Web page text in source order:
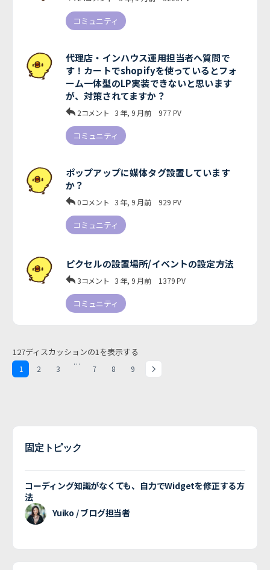
コミュニティ
代理店・インハウス運用担当者へ質問で
す！カートでshopifyを使っているとフォ
ーム一体型のLP実装できないと思います
が、対策されてますか？
2コメント 3 年, 9 月前 977PV
コミュニティ
ポップアップに媒体タグ設置しています
か？
0コメント 3 年, 9 月前 929 PV
コミュニティ
ピクセルの設置場所/イベントの設定方法
3コメント 3 年, 9 月前 1379PV
コミュニティ
127ディスカッションの1を表示する
1 2 3 … 7 8 9
固定トピック
コーディング知識がなくても、自力でWidgetを修正する方
法
Yuiko / ブログ担当者